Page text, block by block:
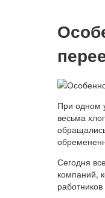
При одном
весьма
Сегодня
компаний,
работников